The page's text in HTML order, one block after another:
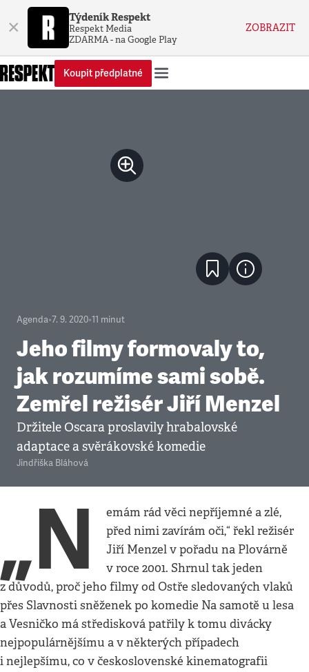
× Týdeník Respekt
Respekt Media
ZDARMA - na Google Play
ZOBRAZIT
Koupit předplatné
Agenda•7. 9. 2020•11 minut
Jeho filmy formovaly to,
jak rozumíme sami sobě.
Zemřel režisér Jiří Menzel
Držitele Oscara proslavily hrabalovské
adaptace a svěrákovské komedie
Jindřiška Bláhová
„N
emám rád věci nepříjemné a zlé,
před nimi zavírám oči,“ řekl režisér
Jiří Menzel v pořadu na Plovárně
v roce 2001. Shrnul tak jeden
z důvodů, proč jeho filmy od Ostře sledovaných vlaků
přes Slavnosti sněženek po komedie Na samotě u lesa
a Vesničko má středisková patřily k tomu divácky
nejpopulárnějšímu a v některých případech
i nejlepšímu, co v československé kinematografii